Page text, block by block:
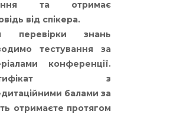
та отримає
від спікера.
перевірки знань
тестування за
конференції.
з
балами за
отримаєте протягом